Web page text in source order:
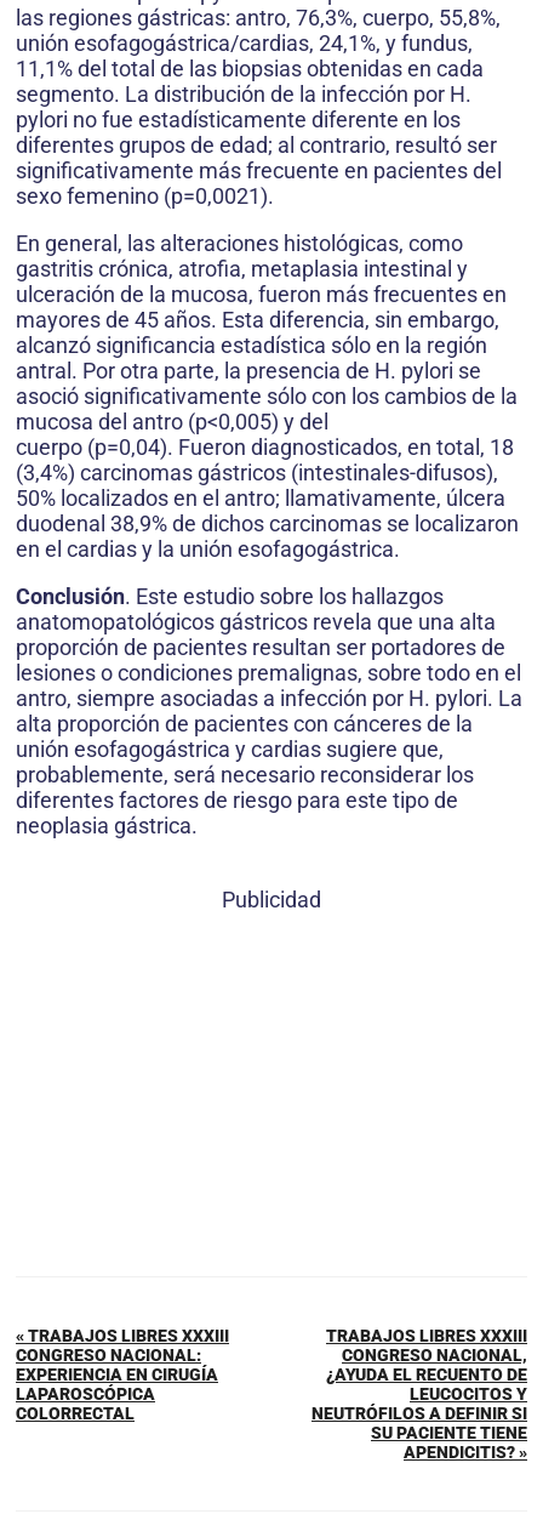
las regiones gástricas: antro, 76,3%, cuerpo, 55,8%,
unión esofagogástrica/cardias, 24,1%, y fundus,
11,1% del total de las biopsias obtenidas en cada
segmento. La distribución de la infección por H.
pylori no fue estadísticamente diferente en los
diferentes grupos de edad; al contrario, resultó ser
significativamente más frecuente en pacientes del
sexo femenino (p=0,0021).
En general, las alteraciones histológicas, como
gastritis crónica, atrofia, metaplasia intestinal y
ulceración de la mucosa, fueron más frecuentes en
mayores de 45 años. Esta diferencia, sin embargo,
alcanzó significancia estadística sólo en la región
antral. Por otra parte, la presencia de H. pylori se
asoció significativamente sólo con los cambios de la
mucosa del antro (p<0,005) y del
cuerpo (p=0,04). Fueron diagnosticados, en total, 18
(3,4%) carcinomas gástricos (intestinales-difusos),
50% localizados en el antro; llamativamente, úlcera
duodenal 38,9% de dichos carcinomas se localizaron
en el cardias y la unión esofagogástrica.
Conclusión. Este estudio sobre los hallazgos
anatomopatológicos gástricos revela que una alta
proporción de pacientes resultan ser portadores de
lesiones o condiciones premalignas, sobre todo en el
antro, siempre asociadas a infección por H. pylori. La
alta proporción de pacientes con cánceres de la
unión esofagogástrica y cardias sugiere que,
probablemente, será necesario reconsiderar los
diferentes factores de riesgo para este tipo de
neoplasia gástrica.
Publicidad
« TRABAJOS LIBRES XXXIII
CONGRESO NACIONAL:
EXPERIENCIA EN CIRUGÍA
LAPAROSCÓPICA
COLORRECTAL
TRABAJOS LIBRES XXXIII
CONGRESO NACIONAL,
¿AYUDA EL RECUENTO DE
LEUCOCITOS Y
NEUTRÓFILOS A DEFINIR SI
SU PACIENTE TIENE
APENDICITIS? »